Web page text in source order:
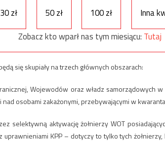
30 zł 50 zł 100 zł
Inna
Zobacz kto wparł nas tym miesiącu: Tutaj
się skupiały na trzech głównych obszarach:
Wojewodów oraz władz samorządowych
osobami zakażonymi, przebywającymi w
selektywną aktywację żołnierzy WOT
uprawnieniami KPP – dotyczy to tylko tych